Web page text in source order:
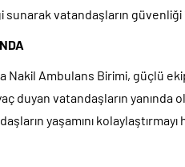
vatandaşların güvenliği
Ambulans Birimi, güçlü
duyan vatandaşların yanında
yaşamını kolaylaştırmayı